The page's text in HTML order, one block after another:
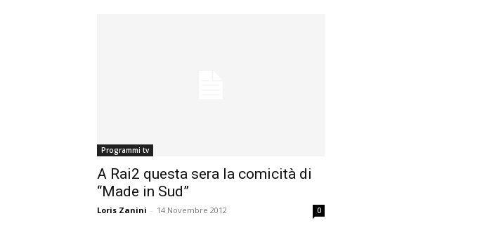
Programmi tv
A Rai2 questa sera la comicità di
“Made in Sud”
Loris Zanini - 14 Novembre 2012 0